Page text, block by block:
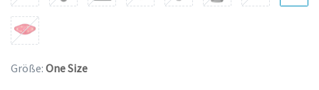
Größe: One Size